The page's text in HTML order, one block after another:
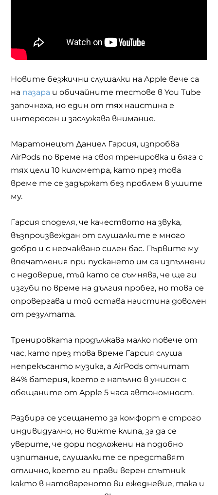
Новите безжични слушалки наApple вече са
на пазара и обичайните тестове вYou Tube
започнаха, но един от тях наистина е
интересен и заслужава внимание.
Маратонецът Даниел Гарсия, изпробва
AirPods по време на своя тренировка и бяга с
тях цели 10 километра, като през това
време те се задържат без проблем в ушите
му.
Гарсия споделя, че качеството на звука,
възпроизвеждан от слушалките е много
добро и с неочаквано силен бас. Първите му
впечатления при пускането им са изпълнени
с недоверие, тъй като се съмнява, че ще ги
изгуби по време на дългия пробег, но това се
опровергава и той остава наистина доволен
от резултата.
Тренировката продължава малко повече от
час, като през това време Гарсия слуша
непрекъсанто музика, аAirPodsотчитат
84% батерия, което е напълно в унисон с
обещаните отApple5 часа автономност.
Разбира се усещането за комфорт е строго
индивидуално, но вижте клипа, за да се
уверите, че дори подложени на подобно
изпитание, слушалките се представят
отлично, което ги прави верен спътник
както в натовареното ви ежедневие, така и